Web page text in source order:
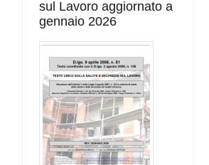
sul Lavoro aggiornato a
gennaio 2026